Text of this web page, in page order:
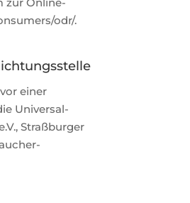
odr/.
einer
Universal­
Straßburger